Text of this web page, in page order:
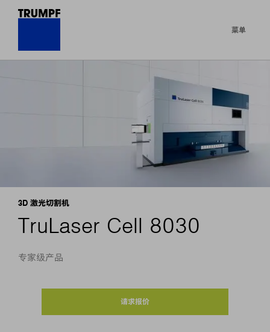
菜单
3D 激光切割机
TruLaser Cell 8030
专家级产品
请求报价